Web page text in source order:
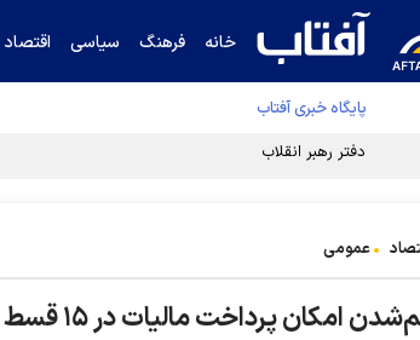
خانه فرهنگ سیاسی اقتصاد
پایگاه خبری آفتاب
دفتر رهبر انقلاب ادعای خرازی درباره پزشکیان را تکذیب کرد
عمومی
امکان پرداخت مالیات در ۱۵ قسط